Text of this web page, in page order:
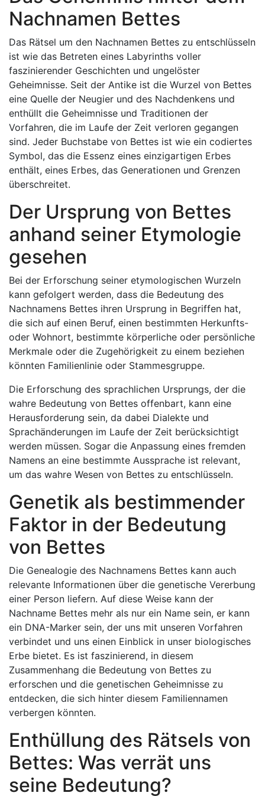
Nachnamen Bettes
Das Rätsel um den Nachnamen Bettes zu entschlüsseln
ist wie das Betreten eines Labyrinths voller
faszinierender Geschichten und ungelöster
Geheimnisse. Seit der Antike ist die Wurzel von Bettes
eine Quelle der Neugier und des Nachdenkens und
enthüllt die Geheimnisse und Traditionen der
Vorfahren, die im Laufe der Zeit verloren gegangen
sind. Jeder Buchstabe von Bettes ist wie ein codiertes
Symbol, das die Essenz eines einzigartigen Erbes
enthält, eines Erbes, das Generationen und Grenzen
überschreitet.
Der Ursprung von Bettes
anhand seiner Etymologie
gesehen
Bei der Erforschung seiner etymologischen Wurzeln
kann gefolgert werden, dass die Bedeutung des
Nachnamens Bettes ihren Ursprung in Begriffen hat,
die sich auf einen Beruf, einen bestimmten Herkunfts-
oder Wohnort, bestimmte körperliche oder persönliche
Merkmale oder die Zugehörigkeit zu einem beziehen
könnten Familienlinie oder Stammesgruppe.
Die Erforschung des sprachlichen Ursprungs, der die
wahre Bedeutung von Bettes offenbart, kann eine
Herausforderung sein, da dabei Dialekte und
Sprachänderungen im Laufe der Zeit berücksichtigt
werden müssen. Sogar die Anpassung eines fremden
Namens an eine bestimmte Aussprache ist relevant,
um das wahre Wesen von Bettes zu entschlüsseln.
Genetik als bestimmender
Faktor in der Bedeutung
von Bettes
Die Genealogie des Nachnamens Bettes kann auch
relevante Informationen über die genetische Vererbung
einer Person liefern. Auf diese Weise kann der
Nachname Bettes mehr als nur ein Name sein, er kann
ein DNA-Marker sein, der uns mit unseren Vorfahren
verbindet und uns einen Einblick in unser biologisches
Erbe bietet. Es ist faszinierend, in diesem
Zusammenhang die Bedeutung von Bettes zu
erforschen und die genetischen Geheimnisse zu
entdecken, die sich hinter diesem Familiennamen
verbergen könnten.
Enthüllung des Rätsels von
Bettes: Was verrät uns
seine Bedeutung?